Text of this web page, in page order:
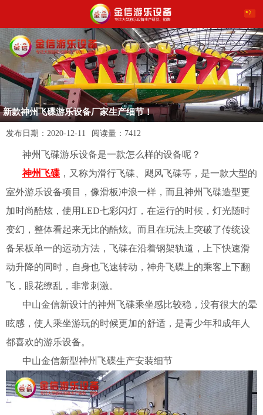
新款神州飞碟游乐设备厂家生产细节！
发布日期： 2020-12-11 阅读量： 7412
神州飞碟游乐设备是一款怎么样的设备呢？
神州飞碟 ，又称为滑行飞碟、飓风飞碟等，是一款大型的
室外游乐设备项目，像滑板冲浪一样，而且神州飞碟造型更
加时尚酷炫，使用LED七彩闪灯，在运行的时候，灯光随时
变幻，整体看起来无比的酷炫。而且在玩法上突破了传统设
备呆板单一的运动方法，飞碟在沿着钢架轨道，上下快速滑
动升降的同时，自身也飞速转动，神舟飞碟上的乘客上下翻
飞，眼花缭乱，非常刺激。
中山金信新设计的神州飞碟乘坐感比较稳，没有很大的晕
眩感，使人乘坐游玩的时候更加的舒适，是青少年和成年人
都喜欢的游乐设备。
中山金信新型神州飞碟生产安装细节